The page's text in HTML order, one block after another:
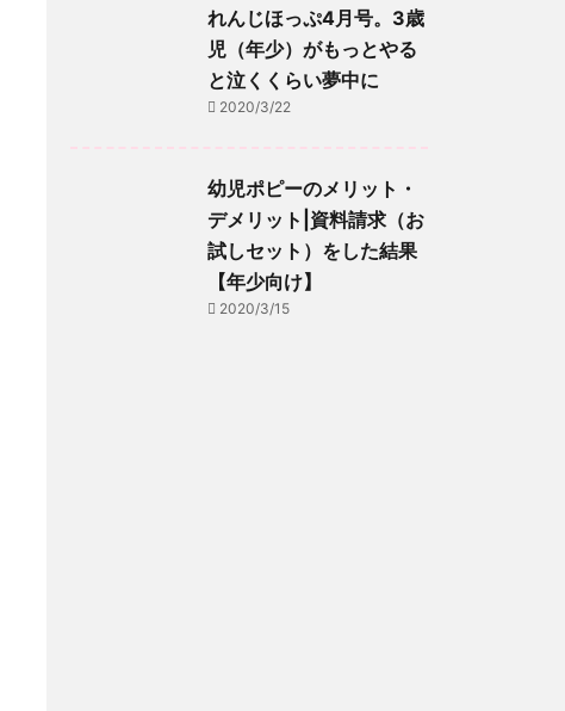
れんじほっぷ4月号。3歳
児（年少）がもっとやる
と泣くくらい夢中に
2020/3/22
幼児ポピーのメリット・
デメリット|資料請求（お
試しセット）をした結果
【年少向け】
2020/3/15